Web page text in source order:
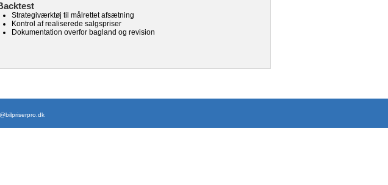
Strategiværktøj til målrettet afsætning
Kontrol af realiserede salgspriser
Dokumentation overfor bagland og revision